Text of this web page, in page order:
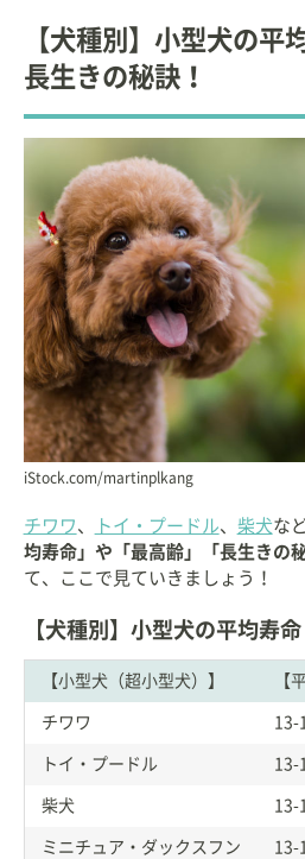
【犬種別】小型犬の平
長生きの秘訣！
iStock.com/martinplkang
チワワ 、 トイ・プードル、 柴犬など
均寿命」や「最高齢」「長生きの
て、ここで見ていきましょう！
【犬種別】小型犬の平均寿命
【小型犬（超小型犬）】 【
チワワ 13-
トイ・プードル 13-
柴犬 13-
ミニチュア・ダックスフン
13-